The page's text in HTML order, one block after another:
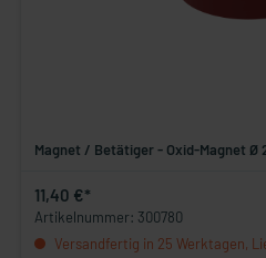
Magnet / Betätiger - Oxid-Magnet Ø
11,40 €*
Artikelnummer: 300780
Versandfertig in 25 Werktagen,